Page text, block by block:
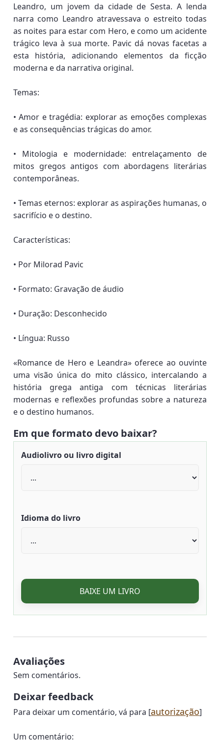
Leandro, um jovem da cidade de Sesta. A lenda
narra como Leandro atravessava o estreito todas
as noites para estar com Hero, e como um acidente
trágico leva à sua morte. Pavic dá novas facetas a
esta história, adicionando elementos da ficção
moderna e da narrativa original.
Temas:
• Amor e tragédia: explorar as emoções complexas
e as consequências trágicas do amor.
• Mitologia e modernidade: entrelaçamento de
mitos gregos antigos com abordagens literárias
contemporâneas.
• Temas eternos: explorar as aspirações humanas, o
sacrifício e o destino.
Características:
• Por Milorad Pavic
• Formato: Gravação de áudio
• Duração: Desconhecido
• Língua: Russo
«Romance de Hero e Leandra» oferece ao ouvinte
uma visão única do mito clássico, intercalando a
história grega antiga com técnicas literárias
modernas e reflexões profundas sobre a natureza
e o destino humanos.
Em que formato devo baixar?
Audiolivro ou livro digital
Idioma do livro
BAIXE UM LIVRO
Avaliações
Sem comentários.
Deixar feedback
Para deixar um comentário, vá para [autorização]
Um comentário: